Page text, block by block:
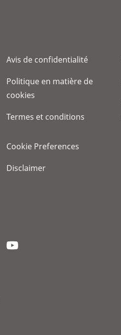
Avis de confidentialité
Politique en matière de
cookies
Termes et conditions
Cookie Preferences
Disclaimer